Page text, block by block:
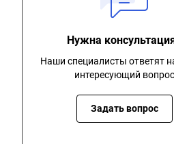
Нужна
Наши специалисты ответят
интересующий вопрос
Задать вопрос